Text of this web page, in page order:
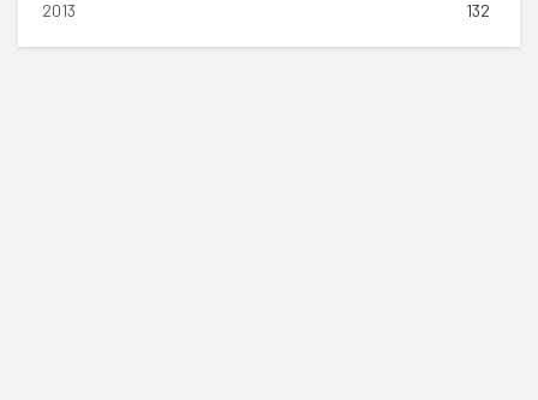
2013 132